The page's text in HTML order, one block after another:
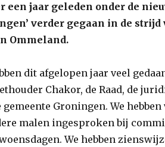
een jaar geleden onder de
verder gegaan in de strijd
Ommeland.
dit afgelopen jaar veel
Chakor, de Raad, de
gemeente Groningen. We
malen ingesproken bij
We hebben